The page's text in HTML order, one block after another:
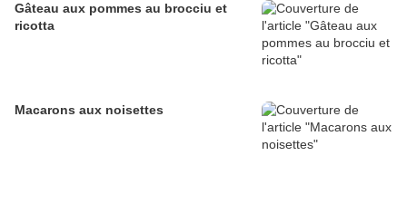
Gâteau aux pommes au brocciu et
ricotta
Macarons aux noisettes